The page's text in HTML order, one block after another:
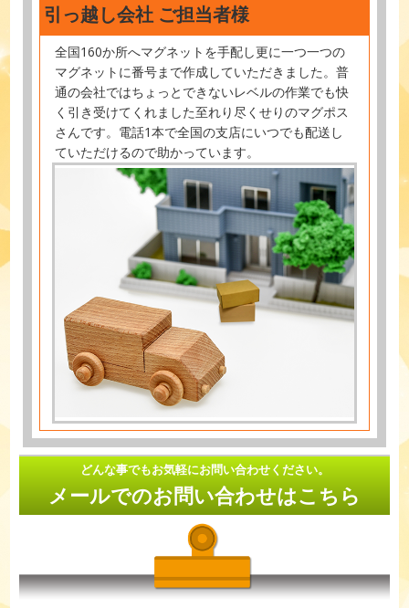
引っ越し会社 ご担当者様
全国160か所へマグネットを手配し更に一つ一つの
マグネットに番号まで作成していただきました。普
通の会社ではちょっとできないレベルの作業でも快
く引き受けてくれました至れり尽くせりのマグポス
さんです。電話1本で全国の支店にいつでも配送し
ていただけるので助かっています。
どんな事でもお気軽にお問い合わせください。
メールでのお問い合わせはこちら